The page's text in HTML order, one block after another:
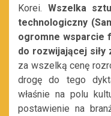
Korei. Wszelka
technologiczny
ogromne wsparcie
do rozwijającej siły
za wszelką cenę
drogę do tego
właśnie na polu
postawienie na